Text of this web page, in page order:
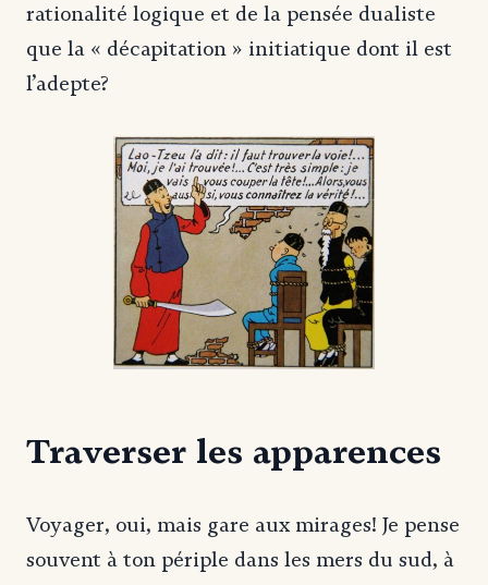
rationalité logique et de la pensée dualiste
que la « décapitation » initiatique dont il est
l’adepte?
Traverser les apparences
Voyager, oui, mais gare aux mirages! Je pense
souvent à ton périple dans les mers du sud, à